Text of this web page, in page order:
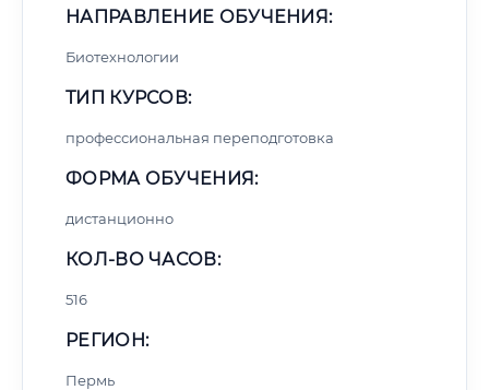
НАПРАВЛЕНИЕ ОБУЧЕНИЯ:
Биотехнологии
ТИП КУРСОВ:
профессиональная переподготовка
ФОРМА ОБУЧЕНИЯ:
дистанционно
КОЛ-ВО ЧАСОВ:
516
РЕГИОН:
Пермь